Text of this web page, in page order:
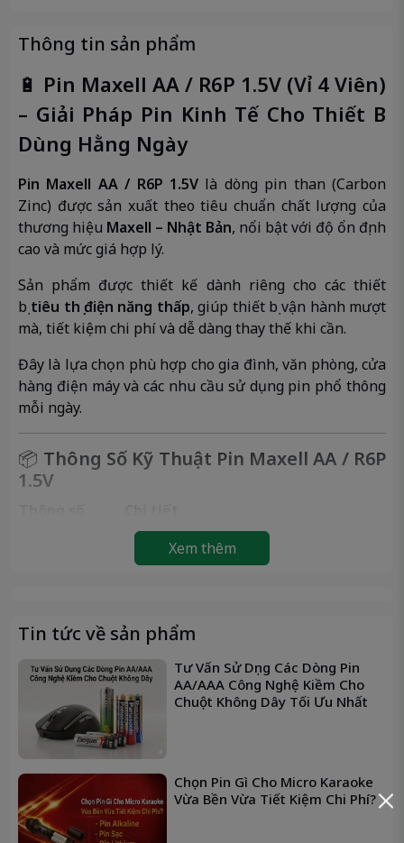
Thông tin sản phẩm
🔋 Pin Maxell AA / R6P 1.5V (Vỉ 4 Viên)
– Giải Pháp Pin Kinh Tế Cho Thiết Bị
Dùng Hằng Ngày
Pin Maxell AA / R6P 1.5V là dòng pin than (Carbon
Zinc) được sản xuất theo tiêu chuẩn chất lượng của
thương hiệu Maxell – Nhật Bản, nổi bật với độ ổn định
cao và mức giá hợp lý.
Sản phẩm được thiết kế dành riêng cho các thiết
bị tiêu thụ điện năng thấp, giúp thiết bị vận hành mượt
mà, tiết kiệm chi phí và dễ dàng thay thế khi cần.
Đây là lựa chọn phù hợp cho gia đình, văn phòng, cửa
hàng điện máy và các nhu cầu sử dụng pin phổ thông
mỗi ngày.
📦 Thông Số Kỹ Thuật Pin Maxell AA / R6P
1.5V
Maxell – Nhật Bản
🔸Điện áp
1.5V
🔸Dung lượng
~400 – 800mAh (theo chuẩn pin than
AA)
🔸Kích thước
Đường kính: 14.5mm – Dài 50.5mm
🔸Trọng lượng~18g / viên
🔸Đóng gói
Vỉ 4 viên
🔸Xuất xứ
Indonesia / Trung Quốc (tùy lô)
🔸Hạn sử dụng
2 – 3 năm (in trên bao bì)
🔸Ứng dụng
Remote, chuột máy tính, cân điện tử,
đèn pin nhỏ, đồ chơi…
Xem thêm
Tin tức về sản phẩm
Tư Vấn Sử Dụng Các Dòng Pin
AA/AAA Công Nghệ Kiềm Cho
Chuột Không Dây Tối Ưu Nhất
Chọn Pin Gì Cho Micro Karaoke
Vừa Bền Vừa Tiết Kiệm Chi Phí?